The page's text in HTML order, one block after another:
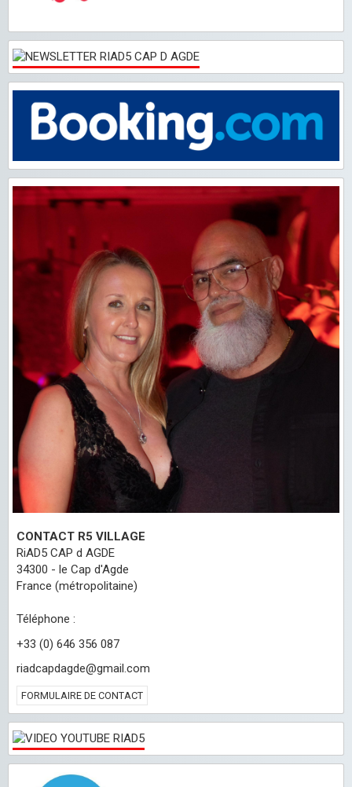
CONTACT R5 VILLAGE
RiAD5 CAP d AGDE
34300 - le Cap d'Agde
France (métropolitaine)
Téléphone :
+33 (0) 646 356 087
riadcapdagde@gmail.com
FORMULAIRE DE CONTACT